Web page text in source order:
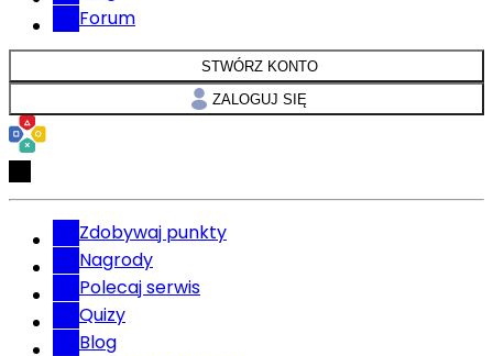
Forum
STWÓRZ KONTO
ZALOGUJ SIĘ
Zdobywaj punkty
Nagrody
Polecaj serwis
Quizy
Blog